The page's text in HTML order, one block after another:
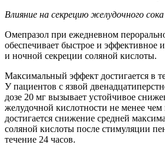
Влияние на секрецию желудочного сока
Омепразол при ежедневном
обеспечивает быстрое и эффективное
и ночной секреции соляной кислоты.
Максимальный эффект достигается в
У пациентов с язвой
дозе 20 мг вызывает устойчивое
желудочной кислотности не менее
достигается снижение средней
соляной кислоты после стимуляции
течение 24 часов.